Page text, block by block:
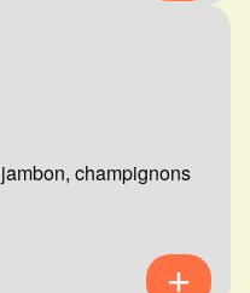
champignons